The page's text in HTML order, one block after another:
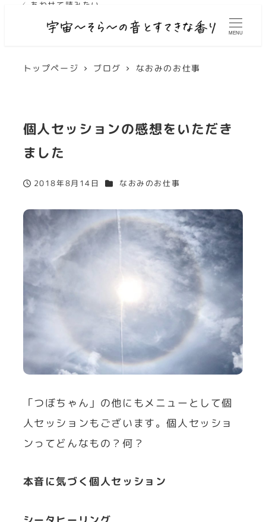
MENU
トップページ ブログ なおみのお仕事
個人セッションの感想をいただき
ました
投稿日
2018年8月14日 カテゴリー
なおみのお仕事
「つぼちゃん」の他にもメニューとして個
人セッションもございます。個人セッショ
ンってどんなもの？何？
本音に気づく個人セッション
✓ あわせて読みたい